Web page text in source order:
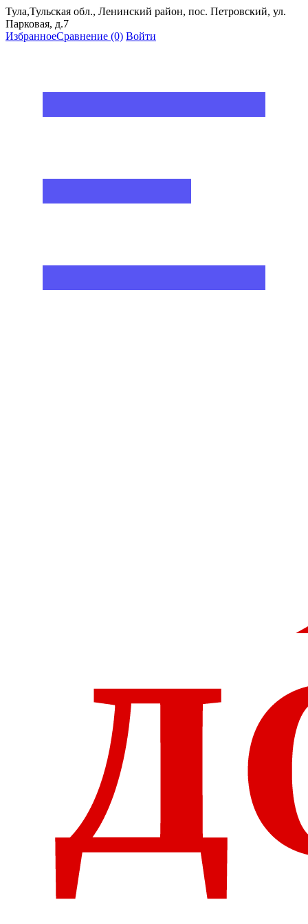
Тула,Тульская обл., Ленинский район, пос. Петровский, ул.
Парковая, д.7
ИзбранноеСравнение (0) Войти